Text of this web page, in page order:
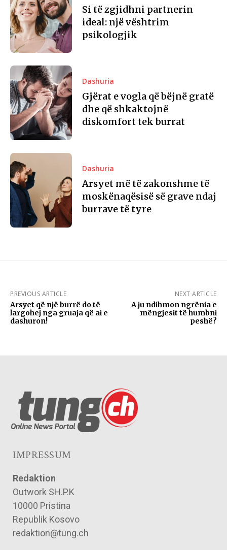
Si të zgjidhni partnerin
ideal: një vështrim
psikologjik
Dashuria
Gjërat e vogla që bëjnë gratë
dhe që shkaktojnë
diskomfort tek burrat
Dashuria
Arsyet më të zakonshme të
moskënaqësisë së grave ndaj
burrave të tyre
PREVIOUS ARTICLE
Arsyet që një burrë do të
largohej nga gruaja që ai e
dashuron!
NEXT ARTICLE
A ju ndihmon ngrënia e
mëngjesit të humbni
peshë?
IMPRESSUM
Redaktion
Outwork SH.P.K
10000 Pristina
Republik Kosovo
redaktion@tung.ch